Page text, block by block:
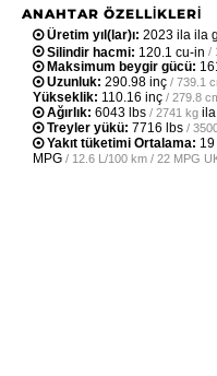
ANAHTAR ÖZELLIKLERI
Üretim yıl(lar)ı: 2023 ila ila
Silindir hacmi: 120.1 cu-in /
Maksimum beygir gücü:
Uzunluk: 290.98 inç / 739.1
Yükseklik: 110.16 inç / 279.8
Ağırlık: 6043 lbs / 2741 kg ila
Treyler yükü: 7716 lbs /
Yakıt tüketimi Ortalama:
MPG / 12.6 L/100 km / 22 MPG